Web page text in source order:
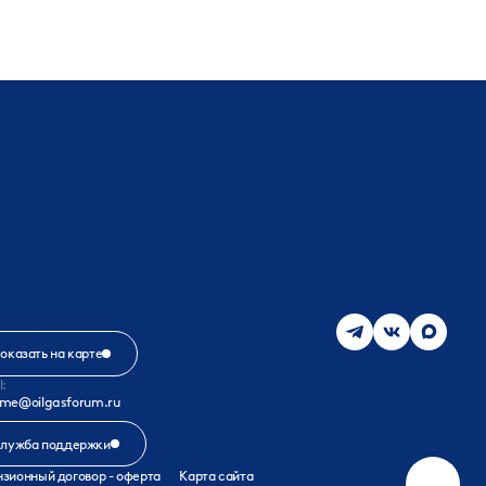
на карте
поддержки
договор - оферта Карта сайта